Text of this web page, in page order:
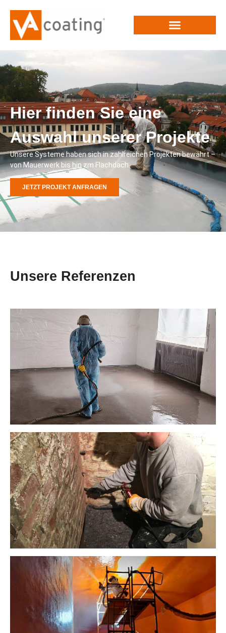
Hier finden Sie eine
Auswahl unserer Projekte
Unsere Systeme haben sich in zahlreichen Projekten bewährt –
von Mauerwerk bis hin zm Flachdach.
JETZT PROJEKT ANFRAGEN
Unsere Referenzen